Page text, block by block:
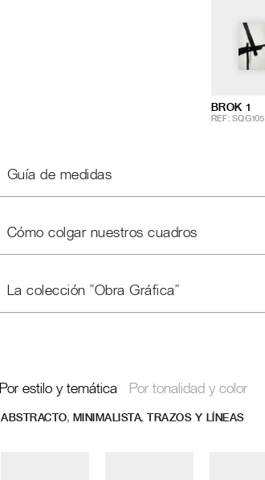
BROK 1
REF: SQG105
Guía de medidas
Cómo colgar nuestros cuadros
La colección "Obra Gráfica"
Por estilo y temática Por tonalidad y color
ABSTRACTO, MINIMALISTA, TRAZOS Y LÍNEAS